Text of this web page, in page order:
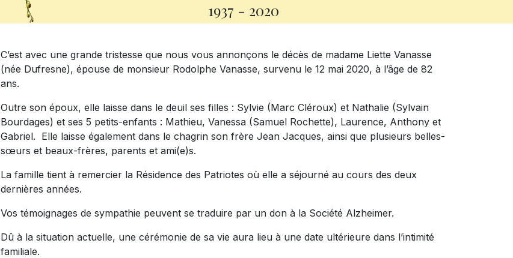
1937 - 2020
C’est avec une grande tristesse que nous vous annonçons le décès de madame Liette Vanasse
(née Dufresne), épouse de monsieur Rodolphe Vanasse, survenu le 12 mai 2020, à l’âge de 82
ans.
Outre son époux, elle laisse dans le deuil ses filles : Sylvie (Marc Cléroux) et Nathalie (Sylvain
Bourdages) et ses 5 petits-enfants : Mathieu, Vanessa (Samuel Rochette), Laurence, Anthony et
Gabriel. Elle laisse également dans le chagrin son frère Jean Jacques, ainsi que plusieurs belles-
sœurs et beaux-frères, parents et ami(e)s.
La famille tient à remercier la Résidence des Patriotes où elle a séjourné au cours des deux
dernières années.
Vos témoignages de sympathie peuvent se traduire par un don à la Société Alzheimer.
Dû à la situation actuelle, une cérémonie de sa vie aura lieu à une date ultérieure dans l’intimité
familiale.